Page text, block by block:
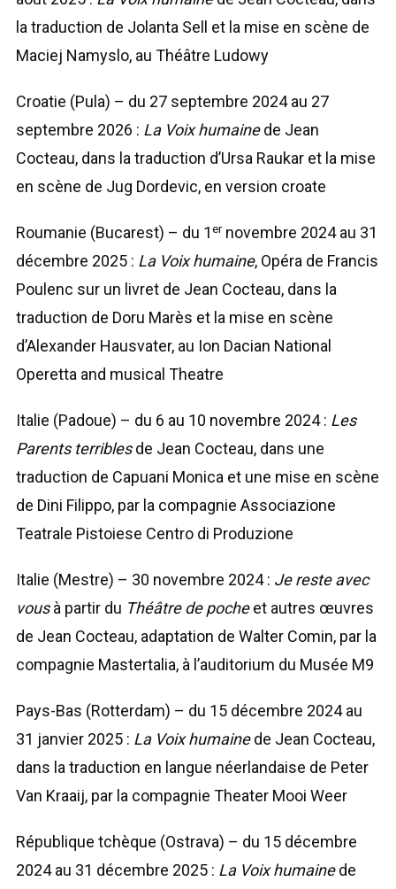
la traduction de Jolanta Sell et la mise en scène de
Maciej Namyslo, au Théâtre Ludowy
Croatie (Pula) – du 27 septembre 2024 au 27
septembre 2026 : La Voix humainede Jean
Cocteau, dans la traduction d’Ursa Raukar et la mise
en scène de Jug Dordevic, en version croate
Roumanie (Bucarest) – du 1ernovembre 2024 au 31
décembre 2025 : La Voix humaine, Opéra de Francis
Poulenc sur un livret de Jean Cocteau, dans la
traduction de Doru Marès et la mise en scène
d’Alexander Hausvater, au Ion Dacian National
Operetta and musical Theatre
Italie (Padoue) – du 6 au 10 novembre 2024 : Les
Parents terriblesde Jean Cocteau, dans une
traduction de Capuani Monica et une mise en scène
de Dini Filippo, par la compagnie Associazione
Teatrale Pistoiese Centro di Produzione
Italie (Mestre) – 30 novembre 2024 : Je reste avec
vousà partir du Théâtre de pocheet autres œuvres
de Jean Cocteau, adaptation de Walter Comin, par la
compagnie Mastertalia, à l’auditorium du Musée M9
Pays-Bas (Rotterdam) – du 15 décembre 2024 au
31 janvier 2025 : La Voix humainede Jean Cocteau,
dans la traduction en langue néerlandaise de Peter
Van Kraaij, par la compagnie Theater Mooi Weer
République tchèque (Ostrava) – du 15 décembre
2024 au 31 décembre 2025 : La Voix humainede